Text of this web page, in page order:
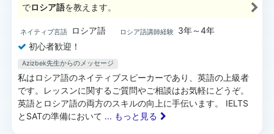
でロシア語を教えます。
ネイティブ言語 ロシア語 ロシア語講師経験
3年～4年
初心者歓迎！
Azizbek先生からのメッセージ
私はロシア語のネイティブスピーカーであり、英語の上級者
です。レッスンに関するご質問やご相談はお気軽にどうぞ。
英語とロシア語の両方のスキルの向上に手伝います。 IELTS
とSATの準備において ... もっと見る